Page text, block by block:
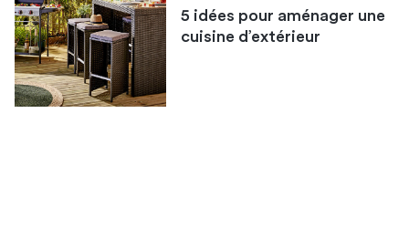
5 idées pour aménager une
cuisine d’extérieur